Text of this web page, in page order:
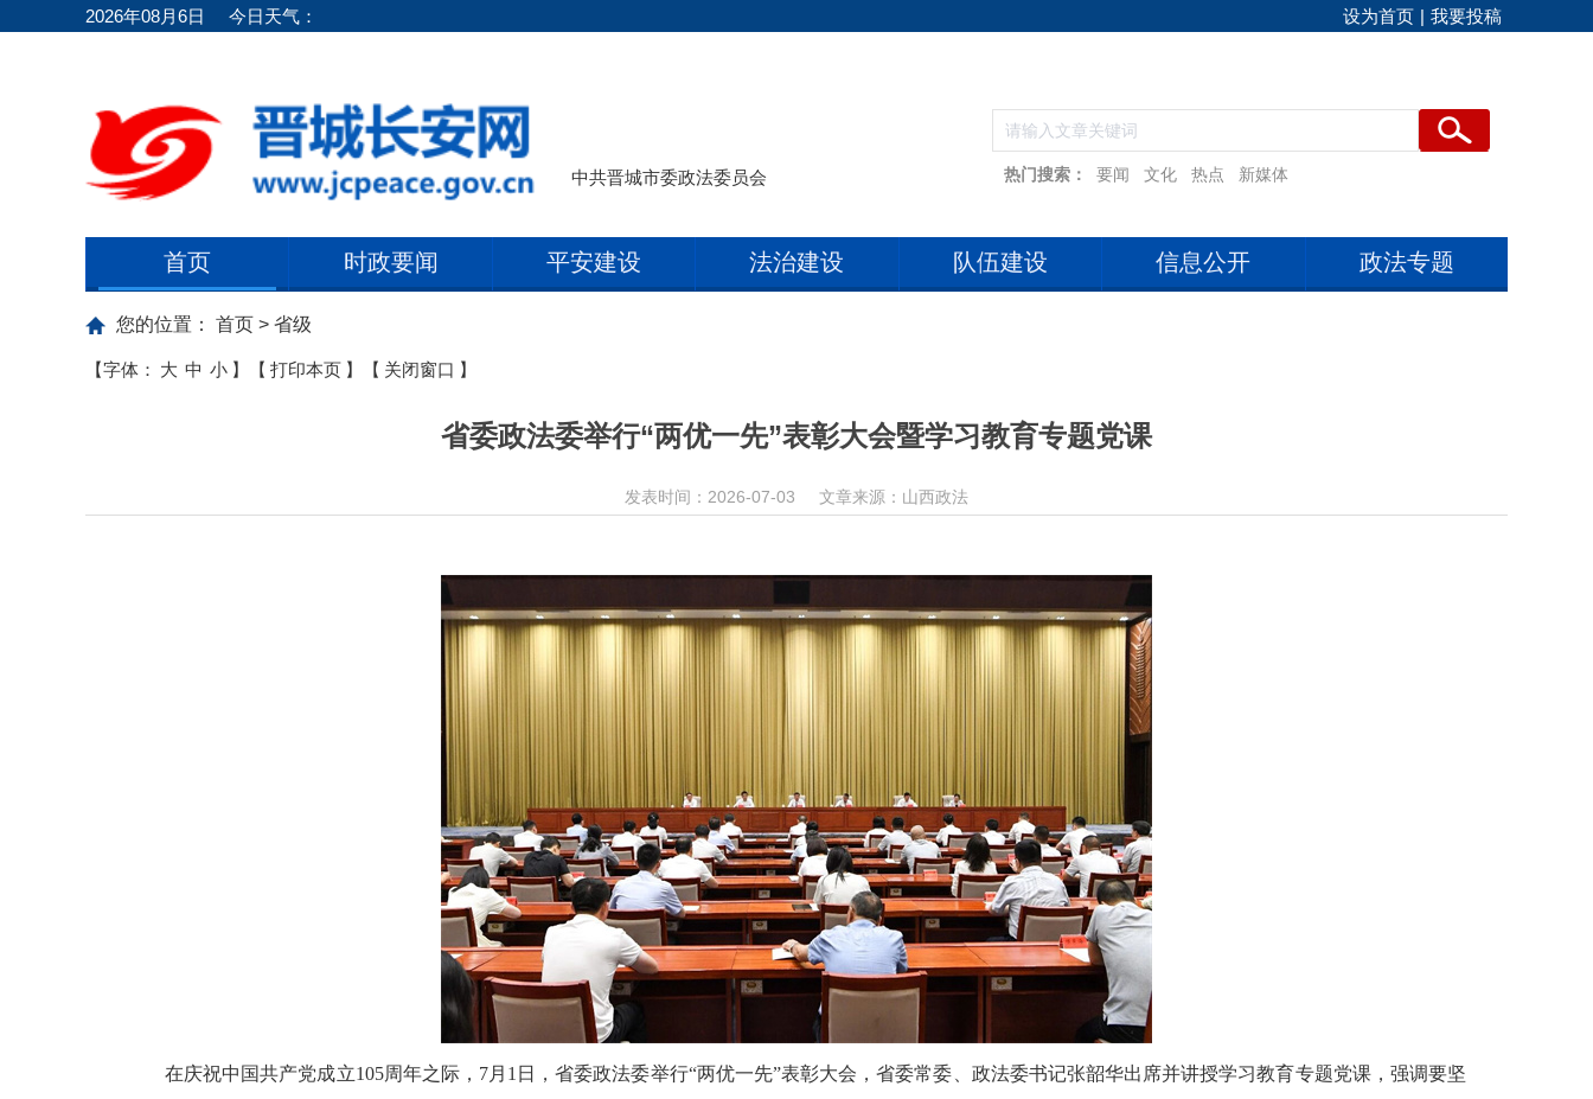
2026年08月6日 今日天气： 设为首页 | 我要投稿
中共晋城市委政法委员会 热门搜索： 要闻 文化 热点 新媒体
首页 时政要闻 平安建设 法治建设 队伍建设 信息公开 政法专题
您的位置： 首页 > 省级
【字体： 大 中 小 】 【 打印本页 】 【 关闭窗口 】
省委政法委举行“两优一先”表彰大会暨学习教育专题党课
发表时间：2026-07-03 文章来源：山西政法
在庆祝中国共产党成立105周年之际，7月1日，省委政法委举行“两优一先”表彰大会，省委常委、政法委书记张韶华出席并讲授学习教育专题党课，强调要坚